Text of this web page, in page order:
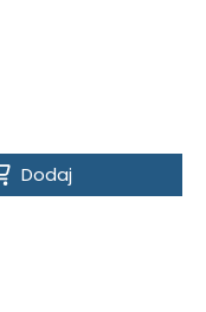
Dodaj